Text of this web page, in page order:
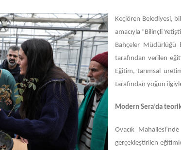
Keçiören Belediyesi,
amacıyla “Bilinçli
Bahçeler Müdürlüğü
tarafından verilen
Eğitim, tarımsal
tarafından yoğun
Modern Sera’da
Ovacık
gerçekleştirilen